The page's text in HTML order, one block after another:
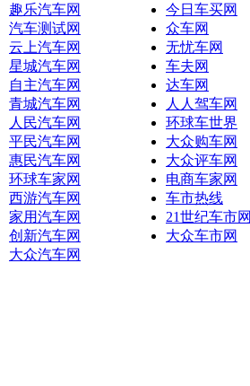
趣乐汽车网
汽车测试网
云上汽车网
星城汽车网
自主汽车网
青城汽车网
人民汽车网
平民汽车网
惠民汽车网
环球车家网
西游汽车网
家用汽车网
创新汽车网
大众汽车网
今日车买网
众车网
无忧车网
车夫网
达车网
人人驾车网
环球车世界
大众购车网
大众评车网
电商车家网
车市热线
21世纪车市网
大众车市网